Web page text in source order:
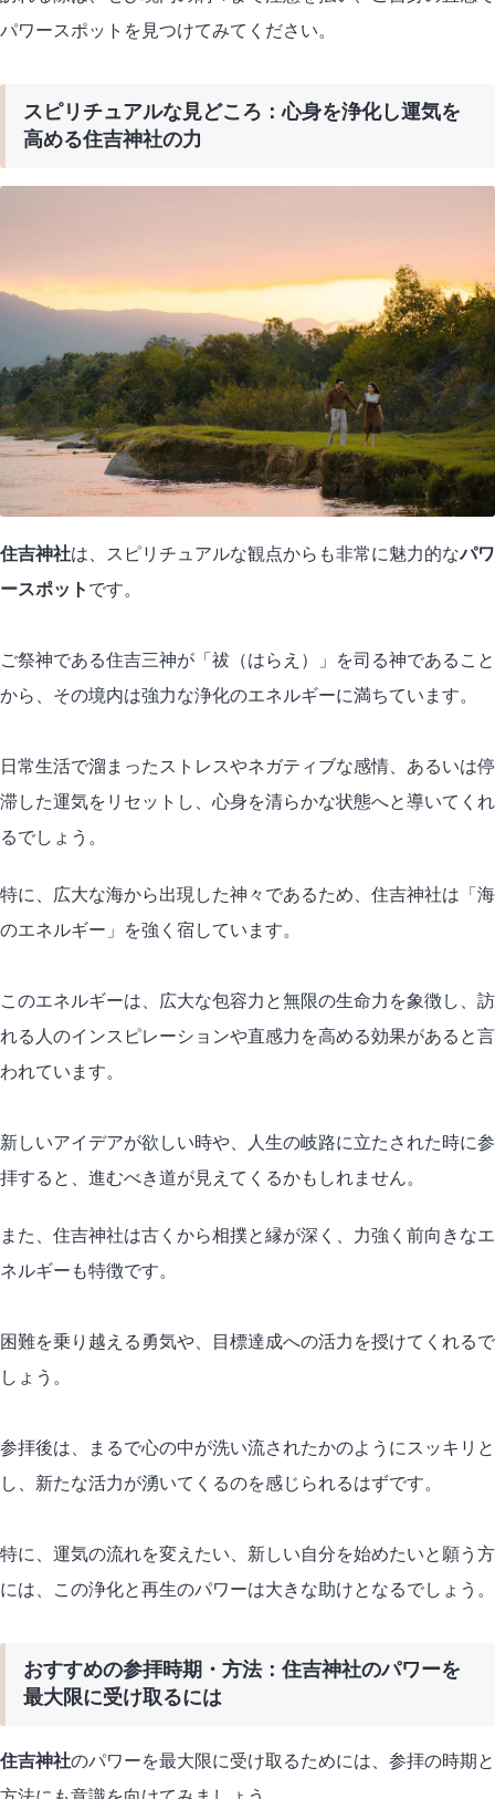
パワースポットを見つけてみてください。
スピリチュアルな見どころ：心身を浄化し運気を
高める住吉神社の力
住吉神社は、スピリチュアルな観点からも非常に魅力的なパワ
ースポット です。
ご祭神である住吉三神が「祓（はらえ）」を司る神であること
から、その境内は強力な浄化のエネルギーに満ちています。
日常生活で溜まったストレスやネガティブな感情、あるいは停
滞した運気をリセットし、心身を清らかな状態へと導いてくれ
るでしょう。
特に、広大な海から出現した神々であるため、住吉神社は「海
のエネルギー」を強く宿しています。
このエネルギーは、広大な包容力と無限の生命力を象徴し、訪
れる人のインスピレーションや直感力を高める効果があると言
われています。
新しいアイデアが欲しい時や、人生の岐路に立たされた時に参
拝すると、進むべき道が見えてくるかもしれません。
また、住吉神社は古くから相撲と縁が深く、力強く前向きなエ
ネルギーも特徴です。
困難を乗り越える勇気や、目標達成への活力を授けてくれるで
しょう。
参拝後は、まるで心の中が洗い流されたかのようにスッキリと
し、新たな活力が湧いてくるのを感じられるはずです。
特に、運気の流れを変えたい、新しい自分を始めたいと願う方
には、この浄化と再生のパワーは大きな助けとなるでしょう。
おすすめの参拝時期・方法：住吉神社のパワーを
最大限に受け取るには
住吉神社のパワーを最大限に受け取るためには、参拝の時期と